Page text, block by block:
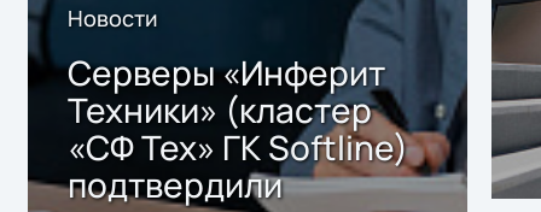
Новости
Серверы «Инферит
Техники» (кластер
«СФ Тех» ГК Softline)
подтвердили